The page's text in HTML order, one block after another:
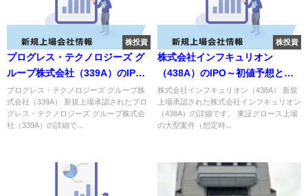
株投資
プログレス・テクノロジーズ グ
ループ株式会社（339A）のIPO
～初値予想と新規上場情報～
プログレス・テクノロジーズ グループ株
式会社（339A） 新規上場承認されたプロ
グレス・テクノロジーズ グループ株式会
社（339A）の詳細で...
株投資
株式会社インフキュリオン
（438A）のIPO～初値予想と新
規上場情報～
株式会社インフキュリオン（438A） 新規
上場承認された株式会社インフキュリオン
（438A）の詳細です。 東証グロース上場
の大型案件（想定時...